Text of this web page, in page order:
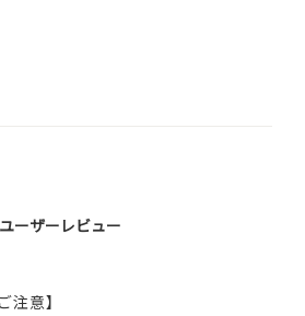
ユーザーレビュー
注意】